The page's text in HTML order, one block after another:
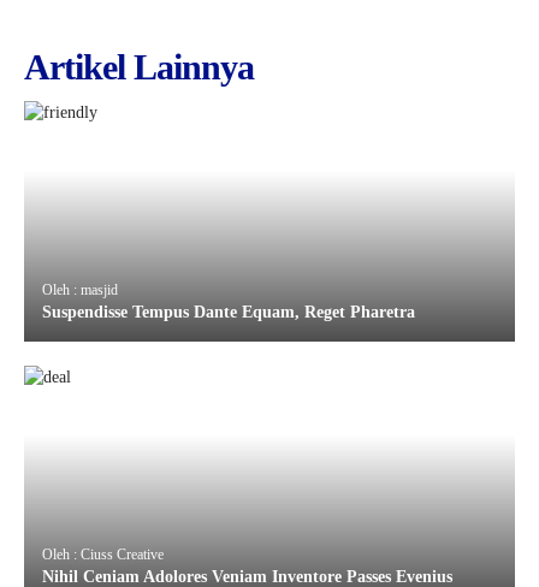
Artikel Lainnya
Oleh : masjid
Suspendisse Tempus Dante Equam, Reget Pharetra
Oleh : Ciuss Creative
Nihil Ceniam Adolores Veniam Inventore Passes Evenius